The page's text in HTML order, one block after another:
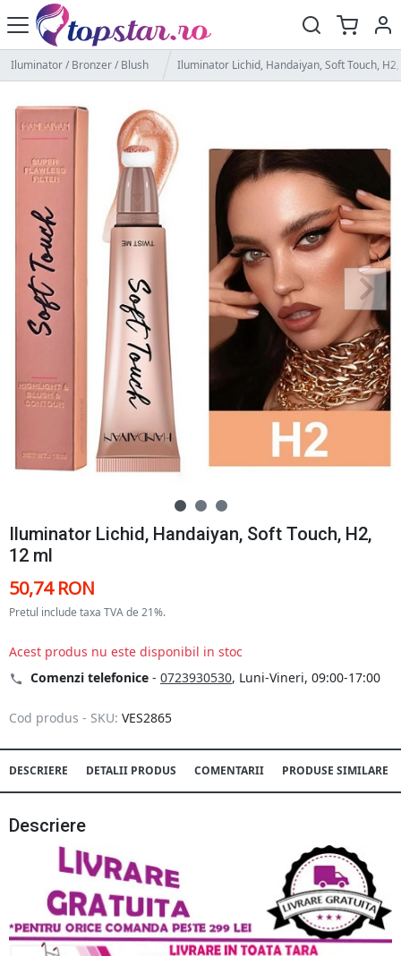
Iluminator / Bronzer / Blush Iluminator Lichid, Handaiyan, Soft Touch,
Iluminator Lichid, Handaiyan, Soft Touch, H2,
12 ml
50,74 RON
Pretul include taxa TVA de 21%.
Acest produs nu este disponibil in stoc
Comenzi telefonice - 0723930530, Luni-Vineri, 09:00-17:00
Cod produs - SKU: VES2865
DESCRIERE DETALII PRODUS COMENTARII PRODUSE SIMILARE
Descriere